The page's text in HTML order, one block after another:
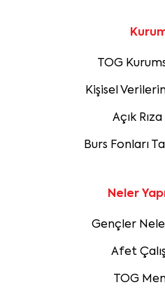
TOG
Kişisel
Açık
Burs Fonları
Neler
Gençler
Afet
TOG